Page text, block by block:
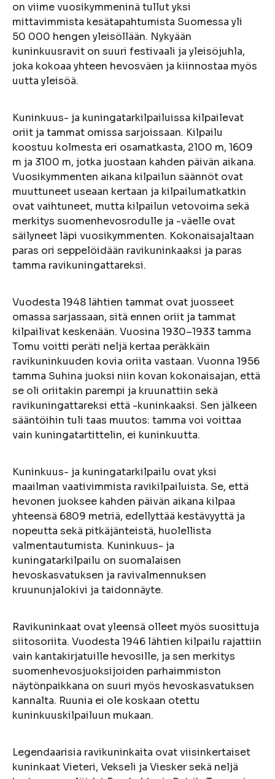
on viime vuosikymmeninä tullut yksi
mittavimmista kesätapahtumista Suomessa yli
50 000 hengen yleisöllään. Nykyään
kuninkuusravit on suuri festivaali ja yleisöjuhla,
joka kokoaa yhteen hevosväen ja kiinnostaa myös
uutta yleisöä.
Kuninkuus- ja kuningatarkilpailuissa kilpailevat
oriit ja tammat omissa sarjoissaan. Kilpailu
koostuu kolmesta eri osamatkasta, 2100 m, 1609
m ja 3100 m, jotka juostaan kahden päivän aikana.
Vuosikymmenten aikana kilpailun säännöt ovat
muuttuneet useaan kertaan ja kilpailumatkatkin
ovat vaihtuneet, mutta kilpailun vetovoima sekä
merkitys suomenhevosrodulle ja -väelle ovat
säilyneet läpi vuosikymmenten. Kokonaisajaltaan
paras ori seppelöidään ravikuninkaaksi ja paras
tamma ravikuningattareksi.
Vuodesta 1948 lähtien tammat ovat juosseet
omassa sarjassaan, sitä ennen oriit ja tammat
kilpailivat keskenään. Vuosina 1930–1933 tamma
Tomu voitti peräti neljä kertaa peräkkäin
ravikuninkuuden kovia oriita vastaan. Vuonna 1956
tamma Suhina juoksi niin kovan kokonaisajan, että
se oli oriitakin parempi ja kruunattiin sekä
ravikuningattareksi että -kuninkaaksi. Sen jälkeen
sääntöihin tuli taas muutos: tamma voi voittaa
vain kuningatartittelin, ei kuninkuutta.
Kuninkuus- ja kuningatarkilpailu ovat yksi
maailman vaativimmista ravikilpailuista. Se, että
hevonen juoksee kahden päivän aikana kilpaa
yhteensä 6809 metriä, edellyttää kestävyyttä ja
nopeutta sekä pitkäjänteistä, huolellista
valmentautumista. Kuninkuus- ja
kuningatarkilpailu on suomalaisen
hevoskasvatuksen ja ravivalmennuksen
kruununjalokivi ja taidonnäyte.
Ravikuninkaat ovat yleensä olleet myös suosittuja
siitosoriita. Vuodesta 1946 lähtien kilpailu rajattiin
vain kantakirjatuille hevosille, ja sen merkitys
suomenhevosjuoksijoiden parhaimmiston
näytönpaikkana on suuri myös hevoskasvatuksen
kannalta. Ruunia ei ole koskaan otettu
kuninkuuskilpailuun mukaan.
Legendaarisia ravikuninkaita ovat viisinkertaiset
kuninkaat Vieteri, Vekseli ja Viesker sekä neljä